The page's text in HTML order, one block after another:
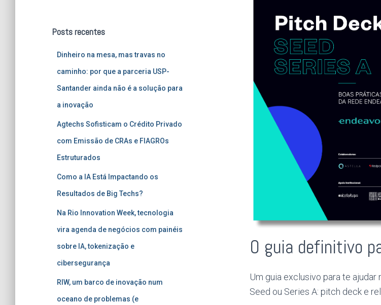
iPosts recentes
Dinheiro na mesa, mas travas no
caminho: por que a parceria USP-
Santander ainda não é a solução para
a inovação
Agtechs Sofisticam o Crédito Privado
com Emissão de CRAs e FIAGROs
Estruturados
Como a IA Está Impactando os
Resultados de Big Techs?
Na Rio Innovation Week, tecnologia
vira agenda de negócios com painéis
sobre IA, tokenização e
cibersegurança
RIW, um barco de inovação num
oceano de problemas (e
O guia definitivo
Um guia exclusivo para te
Seed ou Series A: pitch deck e